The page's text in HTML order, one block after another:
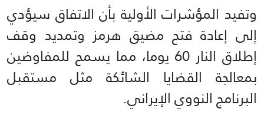
وتفيد المؤشرات الأولية بأن الاتفاق سيؤدي
إلى إعادة فتح مضيق هرمز وتمديد وقف
إطلاق النار 60 يوما، مما يسمح للمفاوضين
بمعالجة القضايا الشائكة مثل مستقبل
البرنامج النووي الإيراني.